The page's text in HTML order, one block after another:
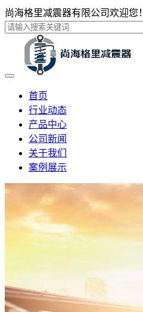
尚海格里减震器有限公司欢迎您！
首页
行业动态
产品中心
公司新闻
关于我们
案例展示